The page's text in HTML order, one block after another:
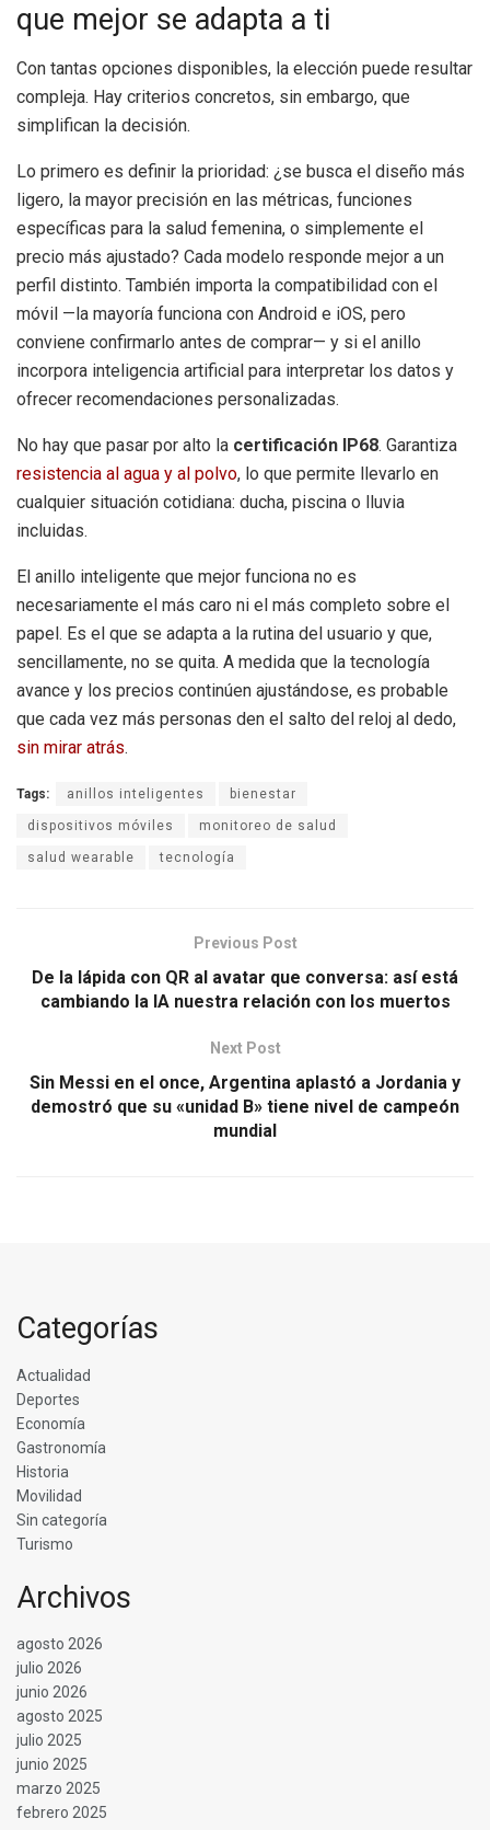
que mejor se adapta a ti
Con tantas opciones disponibles, la elección puede resultar
compleja. Hay criterios concretos, sin embargo, que
simplifican la decisión.
Lo primero es definir la prioridad: ¿se busca el diseño más
ligero, la mayor precisión en las métricas, funciones
específicas para la salud femenina, o simplemente el
precio más ajustado? Cada modelo responde mejor a un
perfil distinto. También importa la compatibilidad con el
móvil —la mayoría funciona con Android e iOS, pero
conviene confirmarlo antes de comprar— y si el anillo
incorpora inteligencia artificial para interpretar los datos y
ofrecer recomendaciones personalizadas.
No hay que pasar por alto la certificación IP68. Garantiza
resistencia al agua y al polvo, lo que permite llevarlo en
cualquier situación cotidiana: ducha, piscina o lluvia
incluidas.
El anillo inteligente que mejor funciona no es
necesariamente el más caro ni el más completo sobre el
papel. Es el que se adapta a la rutina del usuario y que,
sencillamente, no se quita. A medida que la tecnología
avance y los precios continúen ajustándose, es probable
que cada vez más personas den el salto del reloj al dedo,
sin mirar atrás.
Tags: anillos inteligentes bienestar
dispositivos móviles monitoreo de salud
salud wearable tecnología
Previous Post
De la lápida con QR al avatar que conversa: así está
cambiando la IA nuestra relación con los muertos
Next Post
Sin Messi en el once, Argentina aplastó a Jordania y
demostró que su «unidad B» tiene nivel de campeón
mundial
Categorías
Actualidad
Deportes
Economía
Gastronomía
Historia
Movilidad
Sin categoría
Turismo
Archivos
agosto 2026
julio 2026
junio 2026
agosto 2025
julio 2025
junio 2025
marzo 2025
febrero 2025